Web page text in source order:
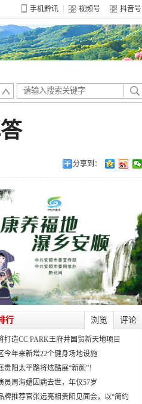
手机黔讯 视频号 抖音号
分享到：
浏览 评论
行
打造CC PARK王府井国贸新天地项目
今年来新增22个健身场地设施
贵阳太平路将炫酷展“新颜”！
员周海媚因病去世，年仅57岁
牌推荐官张远亮相贵阳见面会，以“简约